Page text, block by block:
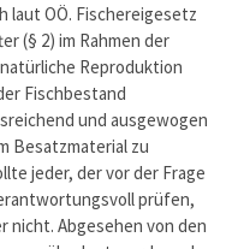
laut OÖ. Fischereigesetz
(§ 2) im Rahmen der
Reproduktion
Fischbestand
und ausgewogen
Besatzmaterial zu
jeder, der vor der Frage
prüfen,
nicht. Abgesehen von den